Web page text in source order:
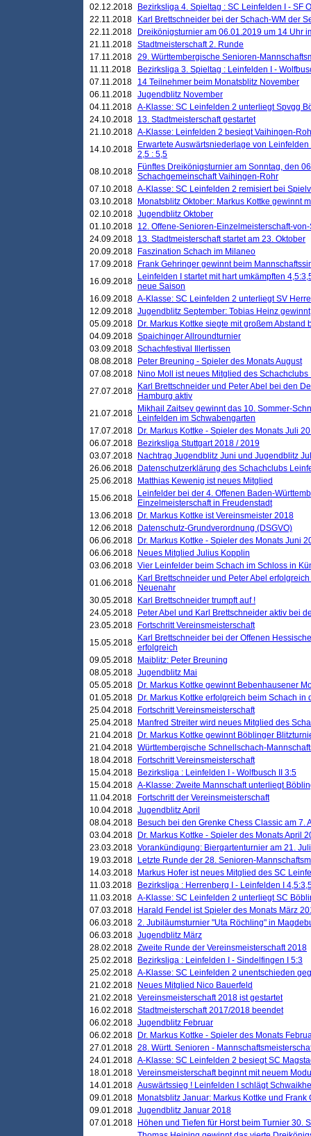
02.12.2018
Bezirksliga 4. Spieltag : SC Leinfelden I - SF
22.11.2018
Karl Brettschneider bei der Schach-WM der
22.11.2018
Dreikönigsturnier am 06.01.2019 um 14 Uhr
21.11.2018 Stadtmeisterschaft 2. Runde
17.11.2018 29. Württembergische Senioren-
11.11.2018
Bezirksliga 3. Spieltag : Leinfelden I -
07.11.2018
14 Teilnehmer beim Monatsblitz November
06.11.2018 Jugendblitz November
04.11.2018 A-Klasse: SC Leinfelden 2 unterliegt Spvgg
24.10.2018 13. Stadtmeisterschaft gestartet
21.10.2018 A-Klasse: Leinfelden 2 besiegt Vaihingen-
14.10.2018
Erwartete Auswärtsniederlage von
2,5 : 5,5
08.10.2018
Fünftes Dreikönigsturnier am Sonntag, den
Schachgemeinschaft Vaihingen-Rohr
07.10.2018 A-Klasse: SC Leinfelden 2 remisiert bei
03.10.2018
Monatsblitz Oktober: Markus Kottke gewinnt
02.10.2018 Jugendblitz Oktober
01.10.2018 12. Offene-Senioren-Einzelmeisterschaft-
24.09.2018 13. Stadtmeisterschaft startet am 23. Oktober
20.09.2018
Faszination Schach im Milaneo
17.09.2018
Frank Gehringer gewinnt beim
16.09.2018
Leinfelden I startet mit hart umkämpften
neue Saison
16.09.2018 A-Klasse: SC Leinfelden 2 unterliegt SV
12.09.2018 Jugendblitz September: Tobias Heinz gewinnt
05.09.2018
Dr. Markus Kottke siegte mit großem
04.09.2018 Spaichinger Allroundturnier
03.09.2018 Schachfestival Illertissen
08.08.2018
Peter Breuning - Spieler des Monats August
07.08.2018
Nino Moll ist neues Mitglied des
27.07.2018
Karl Brettschneider und Peter Abel bei den
Hamburg aktiv
21.07.2018
Mikhail Zaitsev gewinnt das 10. Sommer-
Leinfelden im Schwabengarten
17.07.2018
Dr. Markus Kottke - Spieler des Monats Juli
06.07.2018
Bezirksliga Stuttgart 2018 / 2019
03.07.2018
Nachtrag Jugendblitz Juni und Jugendblitz
26.06.2018
Datenschutzerklärung des Schachclubs
25.06.2018
Matthias Kewenig ist neues Mitglied
15.06.2018
Leinfelder bei der 4. Offenen Baden-
Einzelmeisterschaft in Freudenstadt
13.06.2018
Dr. Markus Kottke ist Vereinsmeister 2018
12.06.2018
Datenschutz-Grundverordnung (DSGVO)
06.06.2018
Dr. Markus Kottke - Spieler des Monats Juni
06.06.2018
Neues Mitglied Julius Kopplin
03.06.2018 Vier Leinfelder beim Schach im Schloss in
01.06.2018
Karl Brettschneider und Peter Abel
Neuenahr
30.05.2018
Karl Brettschneider trumpft auf !
24.05.2018
Peter Abel und Karl Brettschneider aktiv bei
23.05.2018
Fortschritt Vereinsmeisterschaft
15.05.2018
Karl Brettschneider bei der Offenen
erfolgreich
09.05.2018
Maiblitz: Peter Breuning
08.05.2018 Jugendblitz Mai
05.05.2018
Dr. Markus Kottke gewinnt Bebenhausener
01.05.2018
Dr. Markus Kottke erfolgreich beim Schach
25.04.2018
Fortschritt Vereinsmeisterschaft
25.04.2018
Manfred Streiter wird neues Mitglied des
21.04.2018
Dr. Markus Kottke gewinnt Böblinger
21.04.2018 Württembergische Schnellschach-
18.04.2018
Fortschritt Vereinsmeisterschaft
15.04.2018
Bezirksliga : Leinfelden I - Wolfbusch II 3:5
15.04.2018 A-Klasse: Zweite Mannschaft unterliegt
11.04.2018
Fortschritt der Vereinsmeisterschaft
10.04.2018 Jugendblitz April
08.04.2018
Besuch bei den Grenke Chess Classic am 7.
03.04.2018
Dr. Markus Kottke - Spieler des Monats April
23.03.2018 Vorankündigung: Biergartenturnier am 21.
19.03.2018
Letzte Runde der 28. Senioren-
14.03.2018
Markus Hofer ist neues Mitglied des SC
11.03.2018
Bezirksliga : Herrenberg I - Leinfelden I
11.03.2018 A-Klasse: SC Leinfelden 2 unterliegt SC
07.03.2018
Harald Fendel ist Spieler des Monats März
06.03.2018 2. Jubiläumsturnier "Uta Röchling" in
06.03.2018 Jugendblitz März
28.02.2018 Zweite Runde der Vereinsmeisterschaft 2018
25.02.2018
Bezirksliga : Leinfelden I - Sindelfingen I 5:3
25.02.2018 A-Klasse: SC Leinfelden 2 unentschieden
21.02.2018
Neues Mitglied Nico Bauerfeld
21.02.2018 Vereinsmeisterschaft 2018 ist gestartet
16.02.2018 Stadtmeisterschaft 2017/2018 beendet
06.02.2018 Jugendblitz Februar
06.02.2018
Dr. Markus Kottke - Spieler des Monats
27.01.2018 28. Württ. Senioren -
24.01.2018 A-Klasse: SC Leinfelden 2 besiegt SC
18.01.2018 Vereinsmeisterschaft beginnt mit neuem
14.01.2018 Auswärtssieg ! Leinfelden I schlägt
09.01.2018
Monatsblitz Januar: Markus Kottke und
09.01.2018 Jugendblitz Januar 2018
07.01.2018
Höhen und Tiefen für Horst beim Turnier 30.